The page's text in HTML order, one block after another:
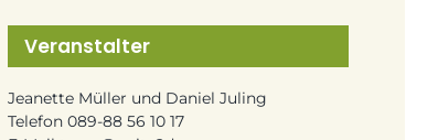
Veranstalter
Jeanette Müller und Daniel Juling
Telefon089-88 56 10 17